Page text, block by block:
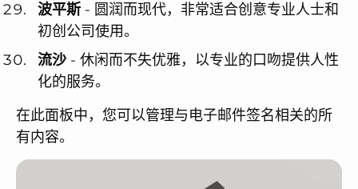
波平斯 - 圆润而现代，非常适合创意专业人士和
初创公司使用。
流沙 - 休闲而不失优雅，以专业的口吻提供人性
化的服务。
在此面板中，您可以管理与电子邮件签名相关的所
有内容。